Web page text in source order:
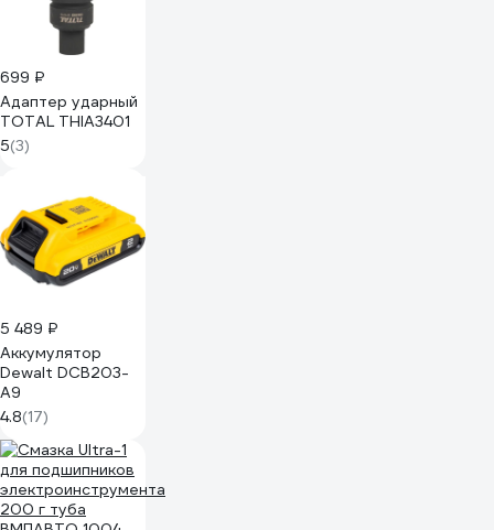
699 ₽
Адаптер ударный
TOTAL THIA3401
5(3)
5 489 ₽
Аккумулятор
Dewalt DCB203-
A9
4.8(17)